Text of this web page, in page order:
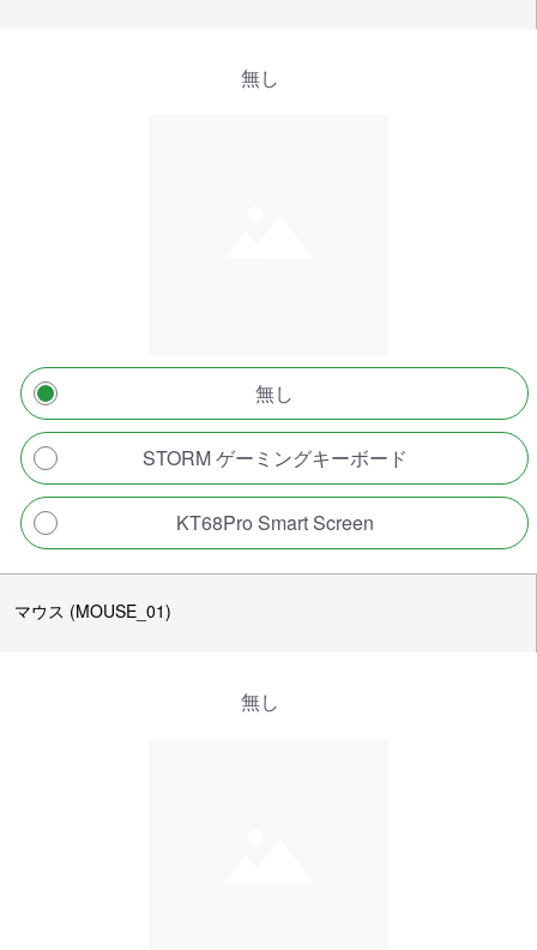
無し
無し
STORM ゲーミングキーボード
KT68Pro Smart Screen
マウス (MOUSE_01)
無し